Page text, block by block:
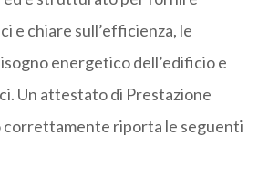
e chiare sull’efficienza, le
energetico dell’edificio e
Un attestato di Prestazione
riporta le seguenti